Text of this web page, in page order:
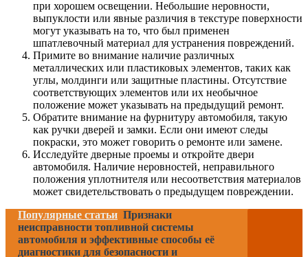
при хорошем освещении. Небольшие неровности,
выпуклости или явные различия в текстуре поверхности
могут указывать на то, что был применен
шпатлевочный материал для устранения повреждений.
Примите во внимание наличие различных
металлических или пластиковых элементов, таких как
углы, молдинги или защитные пластины. Отсутствие
соответствующих элементов или их необычное
положение может указывать на предыдущий ремонт.
Обратите внимание на фурнитуру автомобиля, такую
как ручки дверей и замки. Если они имеют следы
покраски, это может говорить о ремонте или замене.
Исследуйте дверные проемы и откройте двери
автомобиля. Наличие неровностей, неправильного
положения уплотнителя или несоответствия материалов
может свидетельствовать о предыдущем повреждении.
Популярные статьи Признаки
неисправности топливной системы
автомобиля и эффективные способы её
диагностики для безопасности и